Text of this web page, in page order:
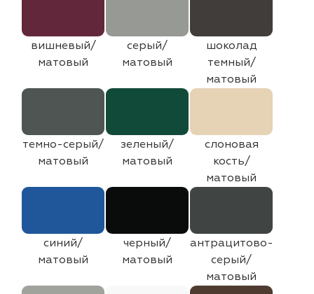
вишневый/
матовый
серый/
матовый
шоколад
темный/
матовый
темно-серый/
матовый
зеленый/
матовый
слоновая
кость/
матовый
синий/
матовый
черный/
матовый
антрацитово-
серый/
матовый